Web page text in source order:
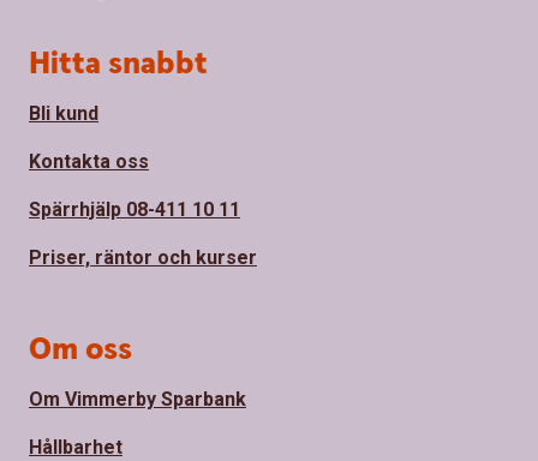
Sidfot
Hitta snabbt
Bli kund
Kontakta oss
Spärrhjälp 08-411 10 11
Priser, räntor och kurser
Om oss
Om Vimmerby Sparbank
Hållbarhet